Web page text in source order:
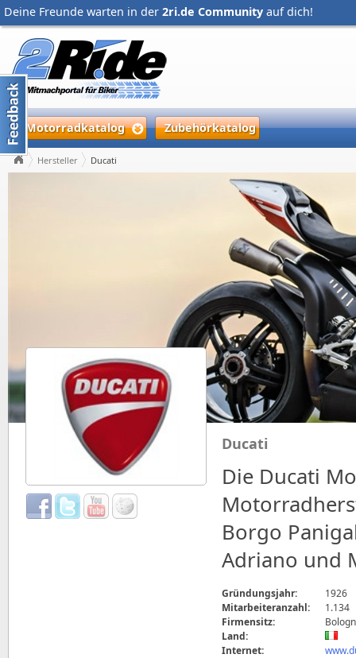
Deine Freunde warten in der 2ri.de Community auf dich!
Motorradkatalog Zubehörkatalog
Hersteller Ducati
Ducati
Die Ducati
Borgo
Adriano und
Gründungsjahr:
1926
Mitarbeiteranzahl:
1.134
Firmensitz:
Land:
Internet: